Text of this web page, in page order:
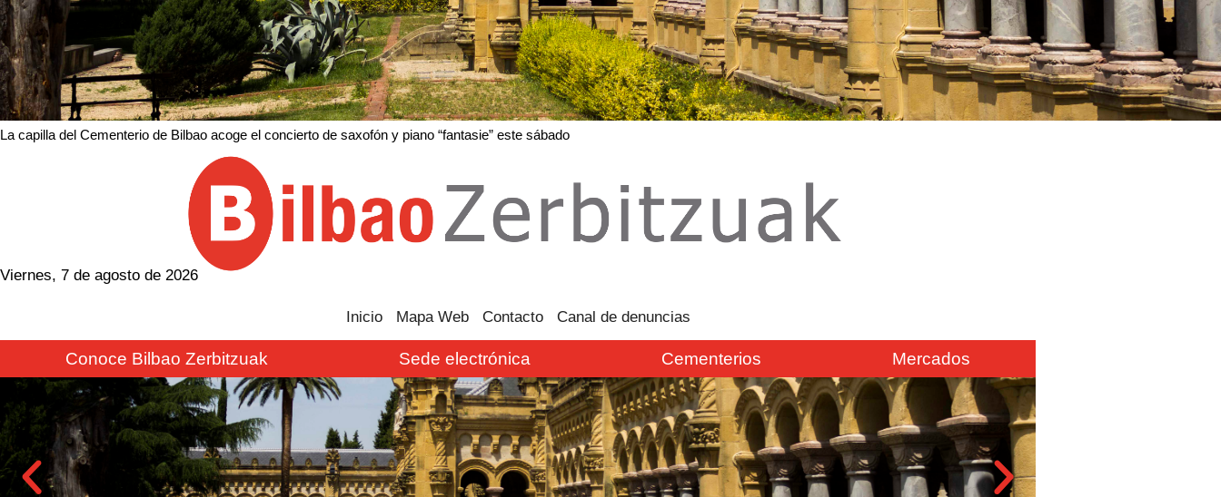
La capilla del Cementerio de Bilbao acoge el concierto de saxofón y piano “fantasie” este sábado
Viernes, 7 de agosto de 2026
Inicio Mapa Web Contacto Canal de denuncias
Conoce Bilbao Zerbitzuak Sede electrónica Cementerios Mercados